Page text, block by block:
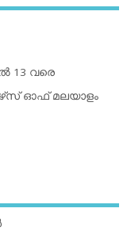
13 വരെ
ഓഫ് മലയാളം